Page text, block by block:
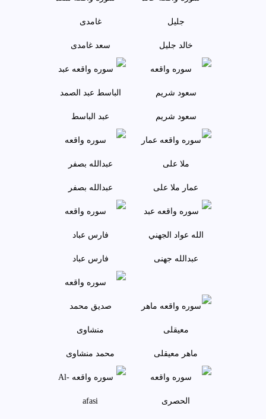
خالد جليل سعد غامدی
سعود شريم عبد الباسط
عمار ملا علی عبدالله بصفر
عبدالله جهنی فارس عباد
ماهر معيقلی محمد منشاوی